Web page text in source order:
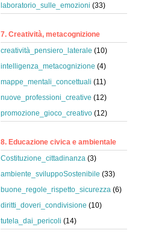
laboratorio_sulle_emozioni (33)
7. Creatività, metacognizione
creatività_pensiero_laterale (10)
intelligenza_metacognizione (4)
mappe_mentali_concettuali (11)
nuove_professioni_creative (12)
promozione_gioco_creativo (12)
8. Educazione civica e ambientale
Costituzione_cittadinanza (3)
ambiente_sviluppoSostenibile (33)
buone_regole_rispetto_sicurezza (6)
diritti_doveri_condivisione (10)
tutela_dai_pericoli (14)